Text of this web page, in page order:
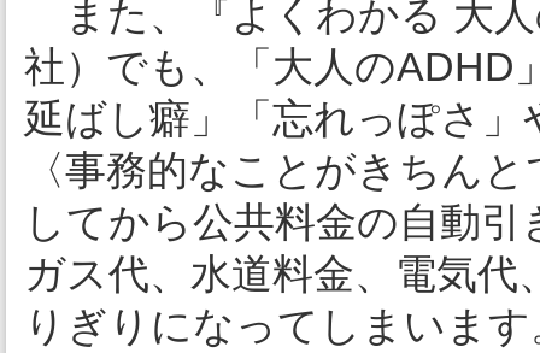
また、『よくわかる 大
社）でも、「大人のADHD
延ばし癖」「忘れっぽさ
〈事務的なことがきちん
してから公共料金の自動
ガス代、水道料金、電気
りぎりになってしまいま